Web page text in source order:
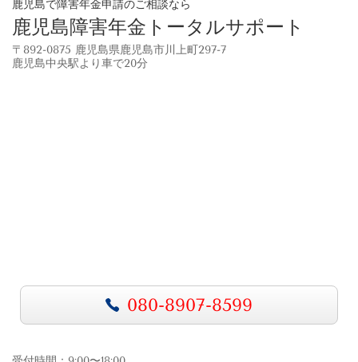
鹿児島で障害年金申請のご相談なら
鹿児島障害年金トータルサポート
〒892-0875 鹿児島県鹿児島市川上町297-7
鹿児島中央駅より車で20分
080-8907-8599